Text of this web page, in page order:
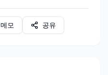
메모 공유